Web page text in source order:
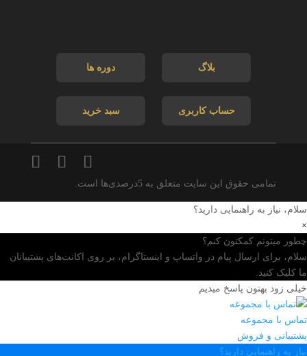
بلاگ دوره ها
حساب کاربری سبد خرید
تمامی حقوق این سایت متعلق به 5درصدی‌ها است.
سلام، نیاز به راهنمایی دارید؟
×
چطور میتونم کمکتون کنم؟
سلام، برای ارسال پیام در واتساپ و اینستاگرام، بر روی اکانت‌های پشتیبانان
ما کلیک کنید.
خیلی زود بهتون پاسخ میدیم
تماس با مجموعه
پشتیبانی و فروش
نیاز به راهنمایی دارید؟